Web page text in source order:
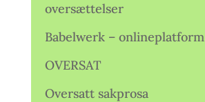
oversættelser
Babelwerk – onlineplatform
OVERSAT
Oversatt sakprosa